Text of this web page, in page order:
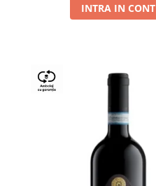
INTRA IN CONT